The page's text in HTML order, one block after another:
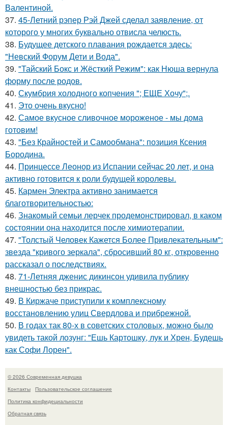
Валентиной.
37. 45-Летний рэпер Рэй Джей сделал заявление, от
которого у многих буквально отвисла челюсть.
38. Будущее детского плавания рождается здесь:
"Невский Форум Дети и Вода".
39. "Тайский Бокс и Жёсткий Режим": как Нюша вернула
форму после родов.
40. Скумбрия холодного копчения "; ЕЩЕ Хочу";.
41. Это очень вкусно!
42. Самое вкусное сливочное мороженое - мы дома
готовим!
43. "Без Крайностей и Самообмана": позиция Ксения
Бородина.
44. Принцессе Леонор из Испании сейчас 20 лет, и она
активно готовится к роли будущей королевы.
45. Кармен Электра активно занимается
благотворительностью:
46. Знакомый семьи лерчек продемонстрировал, в каком
состоянии она находится после химиотерапии.
47. "Толстый Человек Кажется Более Привлекательным":
звезда "кривого зеркала", сбросивший 80 кг, откровенно
рассказал о последствиях.
48. 71-Летняя дженис дикинсон удивила публику
внешностью без прикрас.
49. В Киржаче приступили к комплексному
восстановлению улиц Свердлова и прибрежной.
50. В годах так 80-х в советских столовых, можно было
увидеть такой лозунг: "Ешь Картошку, лук и Хрен, Будешь
как Софи Лорен".
© 2026 Современная девушка
Контакты
Пользовательское соглашение
Политика конфидециальности
Обратная связь